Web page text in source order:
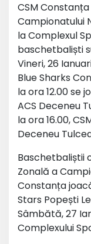
CSM
Campionatului
la Complexul
baschetbaliști
Vineri, 26
Blue Sharks
la ora 12.00 se
ACS Deceneu
la ora 16.00,
Deceneu
Baschetbaliștii
Zonală a
Constanța
Stars Popești
Sâmbătă, 27
Complexului